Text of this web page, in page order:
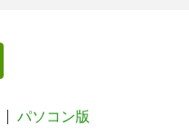
パソコン版